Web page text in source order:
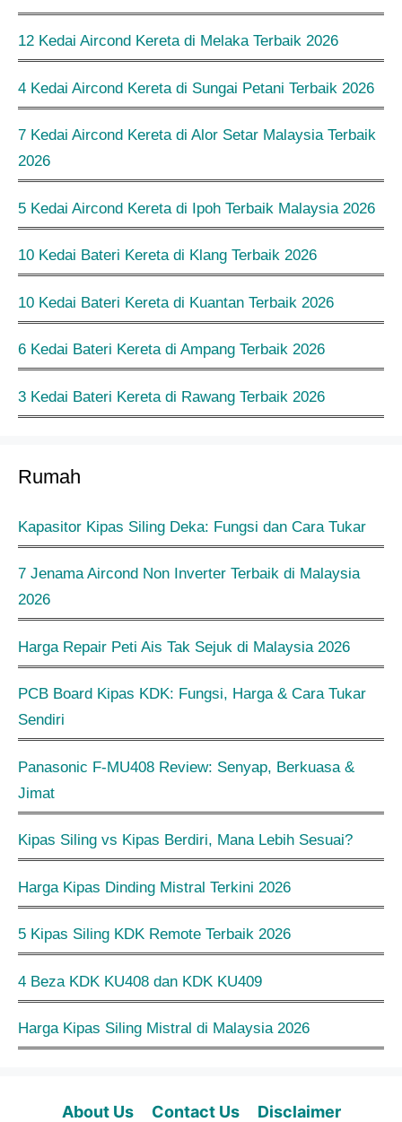
12 Kedai Aircond Kereta di Melaka Terbaik 2026
4 Kedai Aircond Kereta di Sungai Petani Terbaik 2026
7 Kedai Aircond Kereta di Alor Setar Malaysia Terbaik
2026
5 Kedai Aircond Kereta di Ipoh Terbaik Malaysia 2026
10 Kedai Bateri Kereta di Klang Terbaik 2026
10 Kedai Bateri Kereta di Kuantan Terbaik 2026
6 Kedai Bateri Kereta di Ampang Terbaik 2026
3 Kedai Bateri Kereta di Rawang Terbaik 2026
Rumah
Kapasitor Kipas Siling Deka: Fungsi dan Cara Tukar
7 Jenama Aircond Non Inverter Terbaik di Malaysia
2026
Harga Repair Peti Ais Tak Sejuk di Malaysia 2026
PCB Board Kipas KDK: Fungsi, Harga & Cara Tukar
Sendiri
Panasonic F-MU408 Review: Senyap, Berkuasa &
Jimat
Kipas Siling vs Kipas Berdiri, Mana Lebih Sesuai?
Harga Kipas Dinding Mistral Terkini 2026
5 Kipas Siling KDK Remote Terbaik 2026
4 Beza KDK KU408 dan KDK KU409
Harga Kipas Siling Mistral di Malaysia 2026
About Us Contact Us Disclaimer